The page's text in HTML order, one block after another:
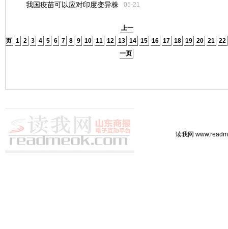
05-21
我国疫苗可以应对印度变异株 05-21
上一
页 1 2 3 4 5 6 7 8 9 10 11 12 13 14 15 16 17 18 19 20 21 22
一页
读我网